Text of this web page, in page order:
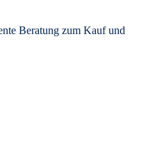
Beratung zum Kauf und